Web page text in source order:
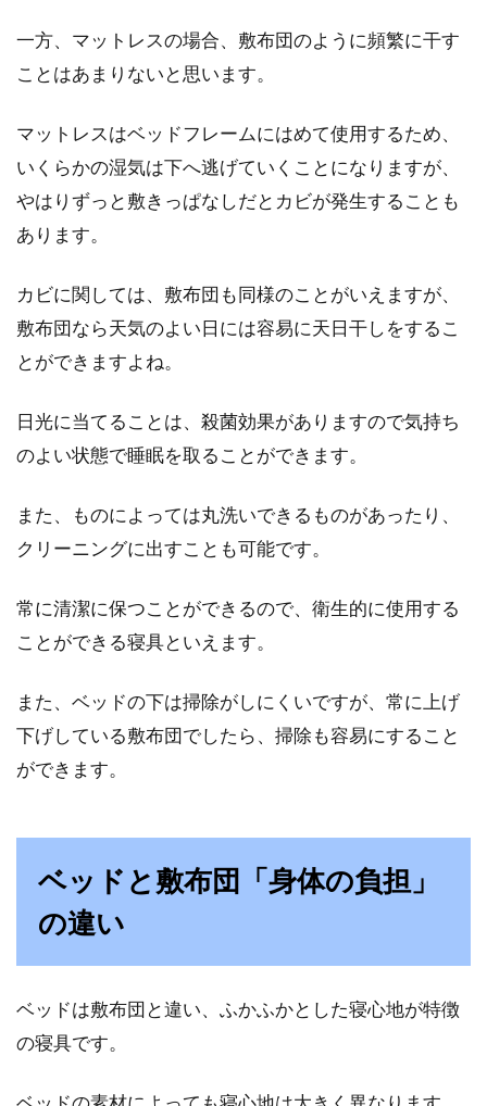
たたみ式でもっと快適に
ですが、近年は薄型のものが人気を集めていま
す。さら...
一方、マットレスの場合、敷布団のように頻繁に干す
ことはあまりないと思います。
マットレスはベッドフレームにはめて使用するため、
いくらかの湿気は下へ逃げていくことになりますが、
やはりずっと敷きっぱなしだとカビが発生することも
あります。
カビに関しては、敷布団も同様のことがいえますが、
敷布団なら天気のよい日には容易に天日干しをするこ
とができますよね。
日光に当てることは、殺菌効果がありますので気持ち
のよい状態で睡眠を取ることができます。
また、ものによっては丸洗いできるものがあったり、
クリーニングに出すことも可能です。
常に清潔に保つことができるので、衛生的に使用する
ことができる寝具といえます。
また、ベッドの下は掃除がしにくいですが、常に上げ
下げしている敷布団でしたら、掃除も容易にすること
ができます。
ベッドと敷布団「身体の負担」
の違い
ベッドは敷布団と違い、ふかふかとした寝心地が特徴
の寝具です。